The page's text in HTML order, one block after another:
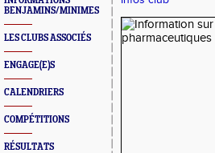
BENJAMINS/MINIMES
LES CLUBS ASSOCIÉS
ENGAGE(E)S
CALENDRIERS
COMPÉTITIONS
RÉSULTATS